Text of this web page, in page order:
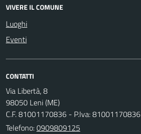
VIVERE IL COMUNE
Luoghi
Eventi
CONTATTI
Via Libertà, 8
98050 Leni (ME)
C.F. 81001170836 - P.Iva: 81001170836
Telefono:0909809125